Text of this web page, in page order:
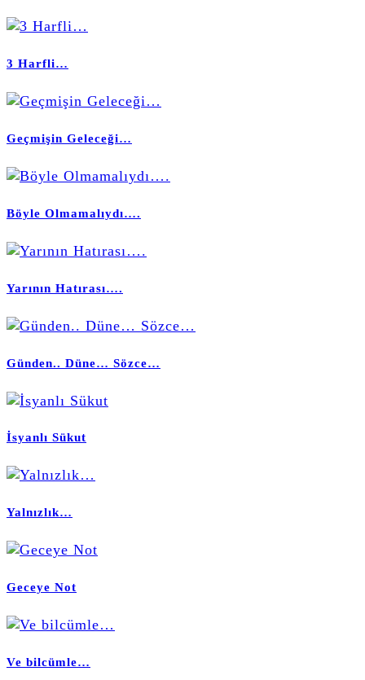
3 Harfli…
Geçmişin Geleceği…
Böyle Olmamalıydı….
Yarının Hatırası….
Günden.. Düne… Sözce…
İsyanlı Sükut
Yalnızlık…
Geceye Not
Ve bilcümle…